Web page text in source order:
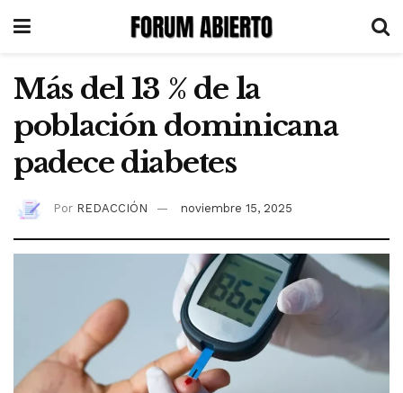
Más del 13 % de la
población dominicana
padece diabetes
Por REDACCIÓN noviembre 15, 2025